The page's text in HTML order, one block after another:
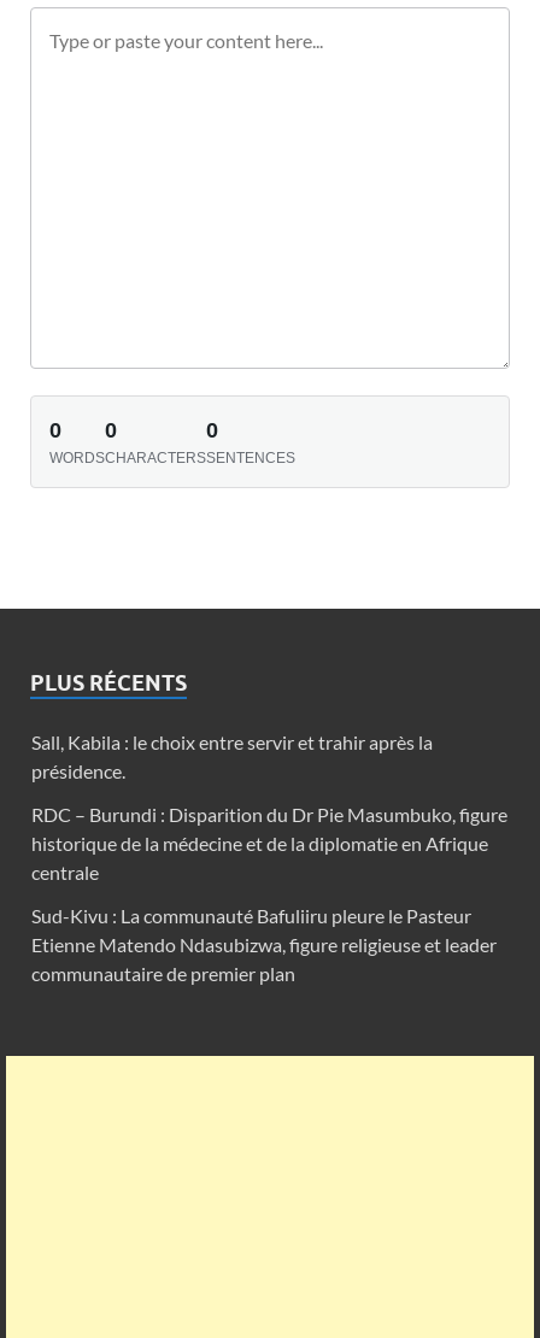
0
WORDS
0
CHARACTERS
0
SENTENCES
PLUS RÉCENTS
Sall, Kabila : le choix entre servir et trahir après la
présidence.
RDC – Burundi : Disparition du Dr Pie Masumbuko, figure
historique de la médecine et de la diplomatie en Afrique
centrale
Sud-Kivu : La communauté Bafuliiru pleure le Pasteur
Etienne Matendo Ndasubizwa, figure religieuse et leader
communautaire de premier plan